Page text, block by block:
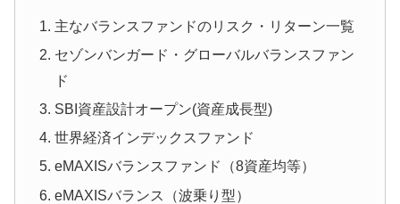
主なバランスファンドのリスク・リターン一覧
セゾンバンガード・グローバルバランスファン
ド
SBI資産設計オープン(資産成長型)
世界経済インデックスファンド
eMAXISバランスファンド（8資産均等）
eMAXISバランス（波乗り型）